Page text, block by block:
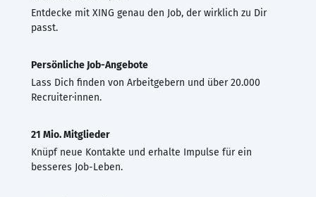
Entdecke mit XING genau den Job, der wirklich zu Dir
passt.
Persönliche Job-Angebote
Lass Dich finden von Arbeitgebern und über 20.000
Recruiter·innen.
21 Mio. Mitglieder
Knüpf neue Kontakte und erhalte Impulse für ein
besseres Job-Leben.